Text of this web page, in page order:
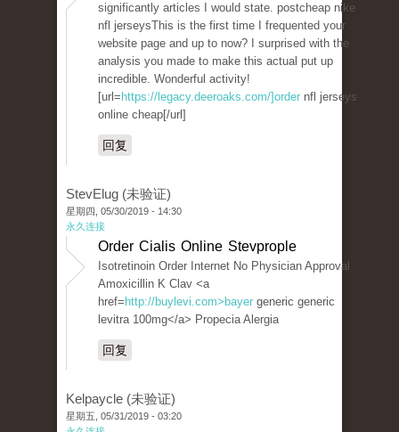
significantly articles I would state. postcheap nike
nfl jerseysThis is the first time I frequented your
website page and up to now? I surprised with the
analysis you made to make this actual put up
incredible. Wonderful activity!
[url= https://legacy.deeroaks.com/]order nfl jerseys
online cheap[/url]
回复
StevElug (未验证)
星期四, 05/30/2019 - 14:30
永久连接
Order Cialis Online Stevprople
Isotretinoin Order Internet No Physician Approval
Amoxicillin K Clav <a
href= http://buylevi.com>bayer generic generic
levitra 100mg</a> Propecia Alergia
回复
Kelpaycle (未验证)
星期五, 05/31/2019 - 03:20